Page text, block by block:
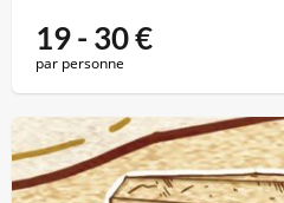
19 - 30€
par personne